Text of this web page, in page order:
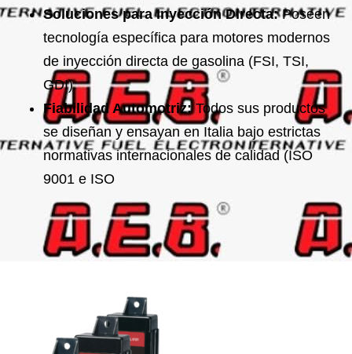
Soluciones para Inyección Directa:Poseen
tecnología específica para motores modernos
de inyección directa de gasolina (FSI, TSI,
GDI).
Fiabilidad Automotriz:Todos sus productos
se diseñan y ensayan en Italia bajo estrictas
normativas internacionales de calidad (ISO
9001 e ISO